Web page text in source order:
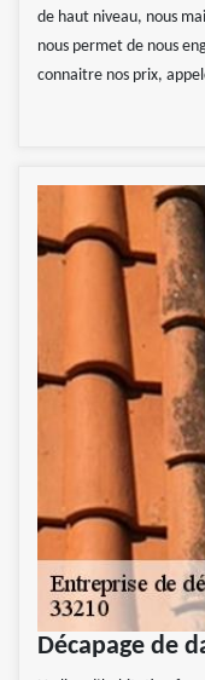
de haut niveau, nous
nous permet de nous
connaitre nos prix,
Décapage de